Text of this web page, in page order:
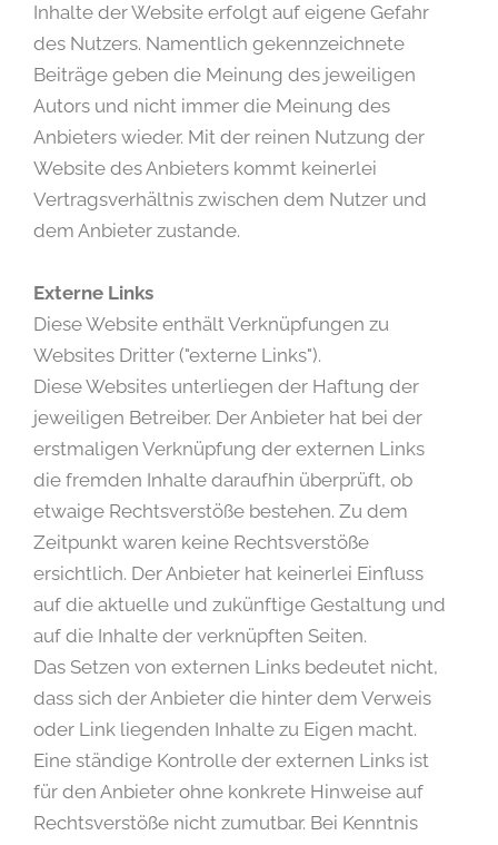
Inhalte der Website erfolgt auf eigene Gefahr
des Nutzers. Namentlich gekennzeichnete
Beiträge geben die Meinung des jeweiligen
Autors und nicht immer die Meinung des
Anbieters wieder. Mit der reinen Nutzung der
Website des Anbieters kommt keinerlei
Vertragsverhältnis zwischen dem Nutzer und
dem Anbieter zustande.
Externe Links
Diese Website enthält Verknüpfungen zu
Websites Dritter ("externe Links").
Diese Websites unterliegen der Haftung der
jeweiligen Betreiber. Der Anbieter hat bei der
erstmaligen Verknüpfung der externen Links
die fremden Inhalte daraufhin überprüft, ob
etwaige Rechtsverstöße bestehen. Zu dem
Zeitpunkt waren keine Rechtsverstöße
ersichtlich. Der Anbieter hat keinerlei Einfluss
auf die aktuelle und zukünftige Gestaltung und
auf die Inhalte der verknüpften Seiten.
Das Setzen von externen Links bedeutet nicht,
dass sich der Anbieter die hinter dem Verweis
oder Link liegenden Inhalte zu Eigen macht.
Eine ständige Kontrolle der externen Links ist
für den Anbieter ohne konkrete Hinweise auf
Rechtsverstöße nicht zumutbar. Bei Kenntnis